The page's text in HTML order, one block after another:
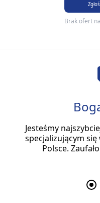
Brak ofert
Jesteśmy
specjalizującym
Polsce.